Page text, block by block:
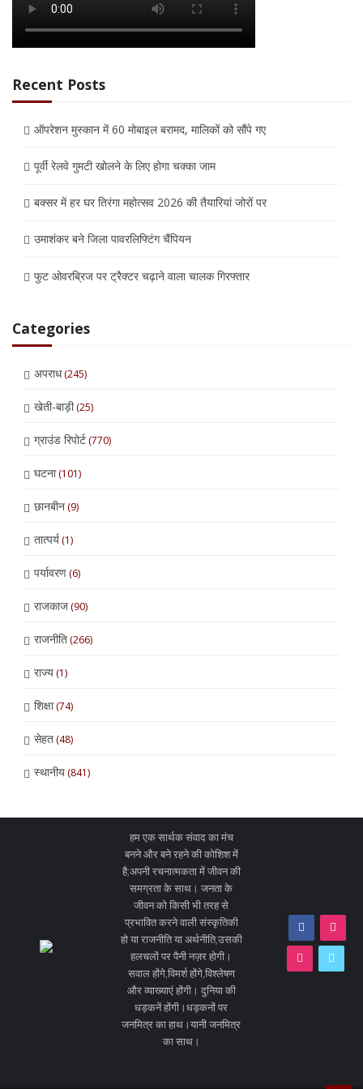
Recent Posts
ऑपरेशन मुस्कान में 60 मोबाइल बरामद, मालिकों को सौंपे गए
पूर्वी रेलवे गुमटी खोलने के लिए होगा चक्का जाम
बक्सर में हर घर तिरंगा महोत्सव 2026 की तैयारियां जोरों पर
उमाशंकर बने जिला पावरलिफ्टिंग चैंपियन
फुट ओवरब्रिज पर ट्रैक्टर चढ़ाने वाला चालक गिरफ्तार
Categories
अपराध(245)
खेती-बाड़ी(25)
ग्राउंड रिपोर्ट(770)
घटना(101)
छानबीन(9)
तात्पर्य(1)
पर्यावरण(6)
राजकाज(90)
राजनीति(266)
राज्य(1)
शिक्षा(74)
सेहत(48)
स्थानीय(841)
हम एक सार्थक संवाद का मंच
बनने और बने रहने की कोशिश में
है;अपनी रचनात्मकता में जीवन की
समग्रता के साथ। जनता के
जीवन को किसी भी तरह से
प्रभावित करने वाली संस्कृतिकी
हो या राजनीति या अर्थनीति,उसकी
हलचलों पर पैनी नज़र होगी।
सवाल होंगे,विमर्श होंगे,विश्लेषण
और व्याख्याएं होंगी। दुनिया की
धड़कनें होंगी।धड़कनों पर
जनमित्र का हाथ।यानी जनमित्र
का साथ।